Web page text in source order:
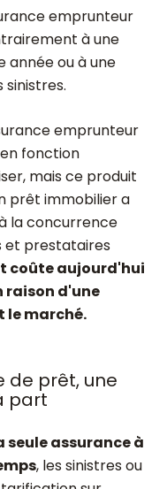
emprunteur
à une
année ou à une
sinistres.
emprunteur
fonction
mais ce produit
prêt immobilier a
la concurrence
et prestataires
coûte aujourd'hui
raison d'une
le marché.
de prêt, une
part
seule assurance à
, les sinistres ou